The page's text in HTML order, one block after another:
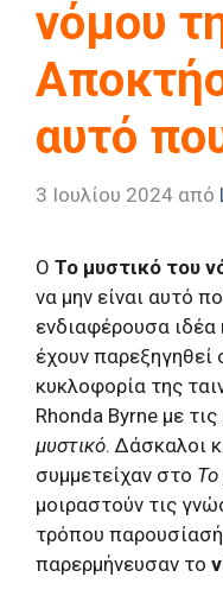
νόμου
αυτό
3 Ιουλίου 2024 από
Ο Το μυστικό του
να μην είναι αυτό
ενδιαφέρουσα
έχουν
κυκλοφορία της
Rhonda Byrne με
μυστικό. Δάσκαλοι
συμμετείχαν στο Το
μοιραστούν τις
τρόπου
παρερμήνευσαν το